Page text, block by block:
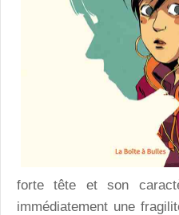
forte tête et son
immédiatement une